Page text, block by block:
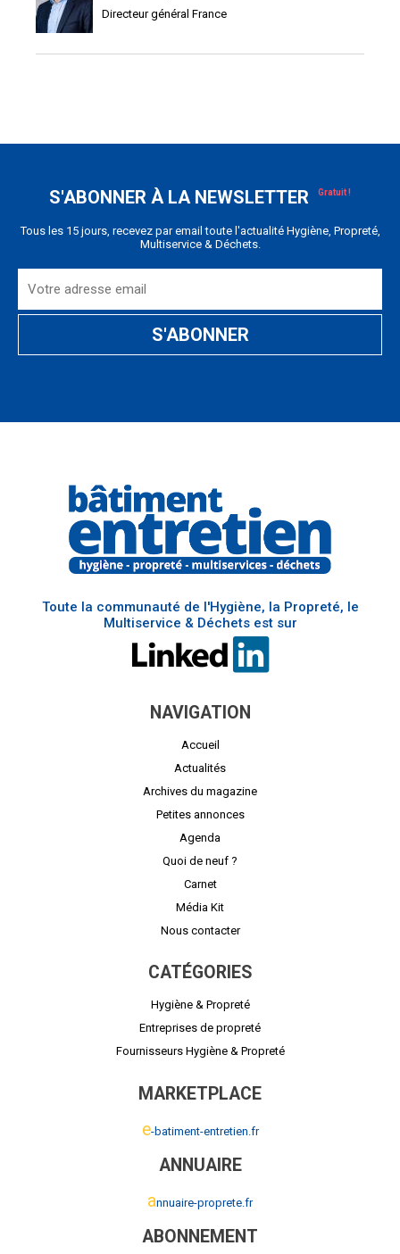
Directeur général France
S'ABONNER À LA NEWSLETTER
Tous les 15 jours, recevez par email toute l'actualité Hygiène, Propreté,
Multiservice & Déchets.
Toute la communauté de l'Hygiène, la Propreté, le
Multiservice & Déchets est sur
NAVIGATION
Accueil
Actualités
Archives du magazine
Petites annonces
Agenda
Quoi de neuf ?
Carnet
Média Kit
Nous contacter
CATÉGORIES
Hygiène & Propreté
Entreprises de propreté
Fournisseurs Hygiène & Propreté
MARKETPLACE
e-batiment-entretien.fr
ANNUAIRE
annuaire-proprete.fr
ABONNEMENT